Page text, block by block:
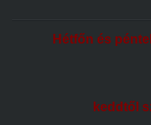
Hétfőn és
keddtől